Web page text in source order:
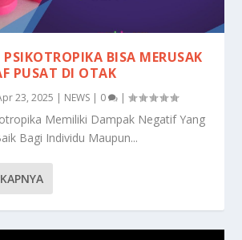
BISA MERUSAK
PUSAT DI OTAK
23, 2025 | NEWS | 0 |
Memiliki Dampak Negatif Yang
Bagi Individu Maupun...